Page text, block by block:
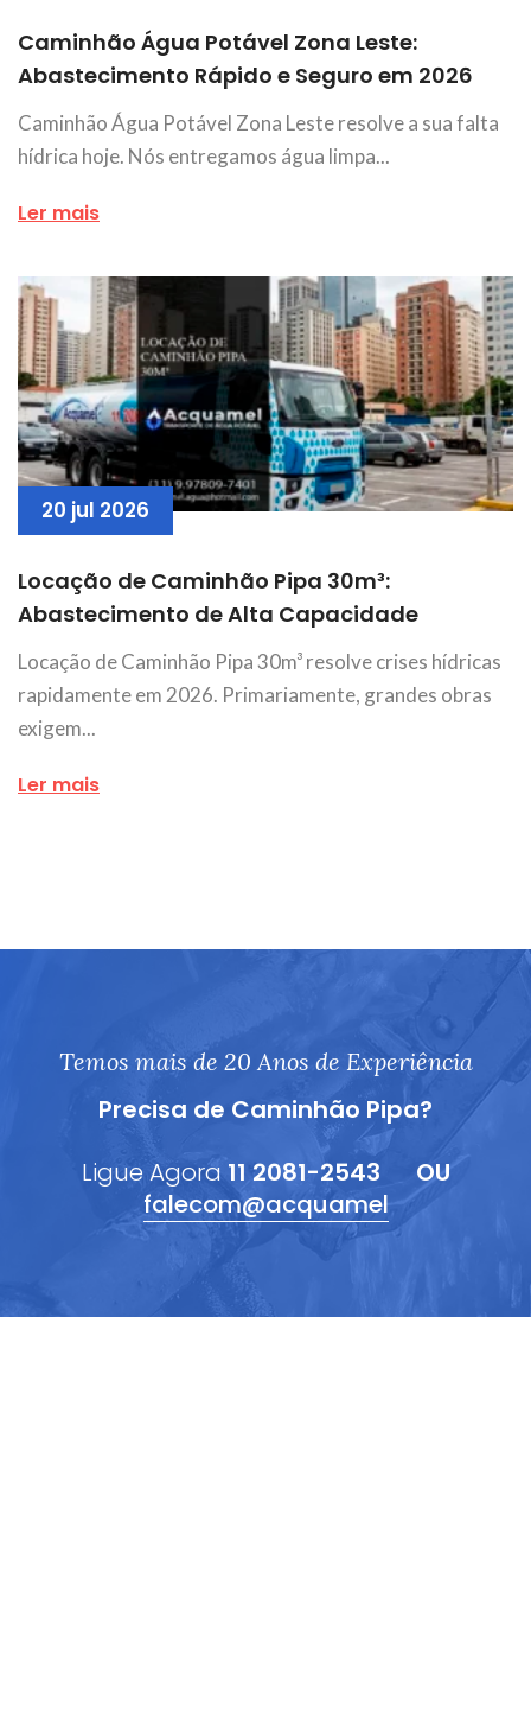
Caminhão Água Potável Zona Leste:
Abastecimento Rápido e Seguro em 2026
Caminhão Água Potável Zona Leste resolve a sua falta
hídrica hoje. Nós entregamos água limpa...
Ler mais
20 jul 2026
Locação de Caminhão Pipa 30m³:
Abastecimento de Alta Capacidade
Locação de Caminhão Pipa 30m³ resolve crises hídricas
rapidamente em 2026. Primariamente, grandes obras
exigem...
Ler mais
Temos mais de 20 Anos de Experiência
Precisa de Caminhão Pipa?
Ligue Agora 11 2081-2543
OU
falecom@acquamel